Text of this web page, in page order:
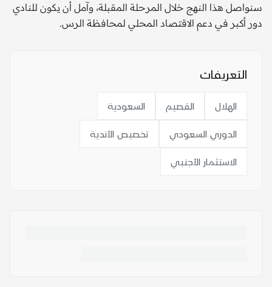
سنواصل هذا النهج خلال المرحلة المقبلة، وآمل أن يكون للنادي
دور أكبر في دعم الاقتصاد المحلي لمحافظة الرس.
التعريفات
الهلال القصيم السعودية
الدوري السعودي تخصيص الأندية
الاستثمار الأجنبي